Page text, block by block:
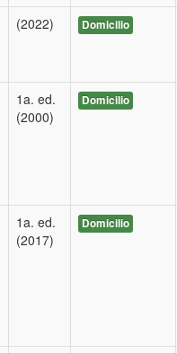
(2022) Domicilio
1a. ed.
(2000)
Domicilio
1a. ed.
(2017)
Domicilio